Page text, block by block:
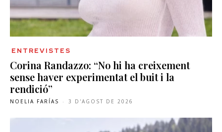
ENTREVISTES
Corina Randazzo: “No hi ha creixement
sense haver experimentat el buit i la
rendició”
NOELIA FARÍAS - 3 D'AGOST DE 2026